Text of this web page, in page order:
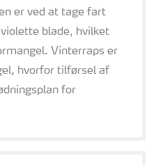
er ved at tage fart
blade, hvilket
Vinterraps er
hvorfor tilførsel af
for